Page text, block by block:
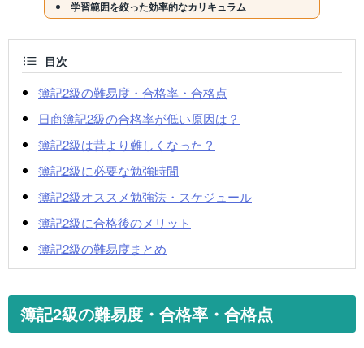
学習範囲を絞った効率的なカリキュラム
目次
簿記2級の難易度・合格率・合格点
日商簿記2級の合格率が低い原因は？
簿記2級は昔より難しくなった？
簿記2級に必要な勉強時間
簿記2級オススメ勉強法・スケジュール
簿記2級に合格後のメリット
簿記2級の難易度まとめ
簿記2級の難易度・合格率・合格点